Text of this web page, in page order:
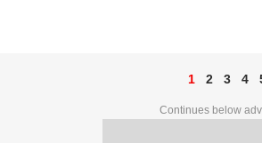
1 2 3 4
Continues below